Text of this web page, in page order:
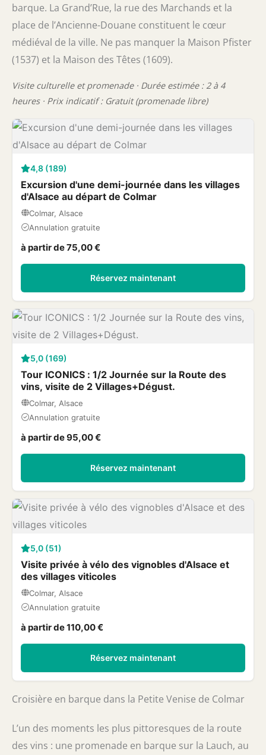
barque. La Grand’Rue, la rue des Marchands et la
place de l’Ancienne-Douane constituent le cœur
médiéval de la ville. Ne pas manquer la Maison Pfister
(1537) et la Maison des Têtes (1609).
Visite culturelle et promenade · Durée estimée : 2 à 4
heures · Prix indicatif : Gratuit (promenade libre)
4,8 (189)
Excursion d'une demi-journée dans les villages
d'Alsace au départ de Colmar
Colmar, Alsace
Annulation gratuite
à partir de 75,00 €
Réservez maintenant
5,0 (169)
Tour ICONICS : 1/2 Journée sur la Route des
vins, visite de 2 Villages+Dégust.
Colmar, Alsace
Annulation gratuite
à partir de 95,00 €
Réservez maintenant
5,0 (51)
Visite privée à vélo des vignobles d'Alsace et
des villages viticoles
Colmar, Alsace
Annulation gratuite
à partir de 110,00 €
Réservez maintenant
Croisière en barque dans la Petite Venise de Colmar
L’un des moments les plus pittoresques de la route
des vins : une promenade en barque sur la Lauch, au